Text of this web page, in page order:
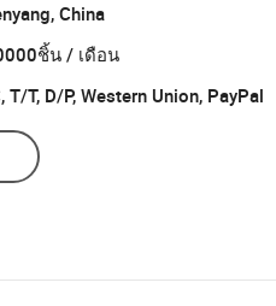
China
ชิ้น / เดือน
T/T, D/P, Western Union, PayPal